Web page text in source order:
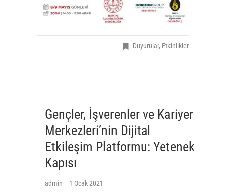
Duyurular, Etkinlikler
Gençler, İşverenler ve Kariyer
Merkezleri’nin Dijital
Etkileşim Platformu: Yetenek
Kapısı
admin 1 Ocak 2021